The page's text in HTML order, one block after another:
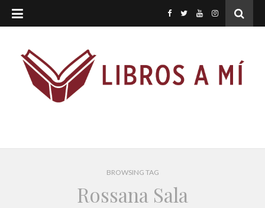
BROWSING TAG
Rossana Sala